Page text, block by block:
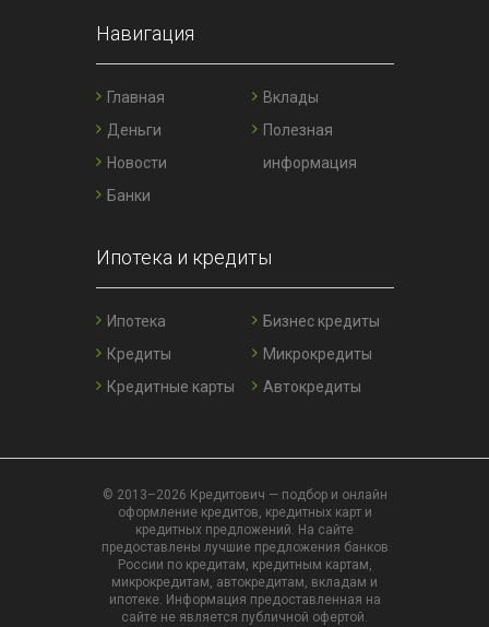
Навигация
Главная
Деньги
Новости
Банки
Вклады
Полезная
информация
Ипотека и кредиты
Ипотека
Кредиты
Кредитные карты
Бизнес кредиты
Микрокредиты
Автокредиты
© 2013–2026 Кредитович — подбор и онлайн
оформление кредитов, кредитных карт и
кредитных предложений. На сайте
предоставлены лучшие предложения банков
России по кредитам, кредитным картам,
микрокредитам, автокредитам, вкладам и
ипотеке. Информация предоставленная на
сайте не является публичной офертой.